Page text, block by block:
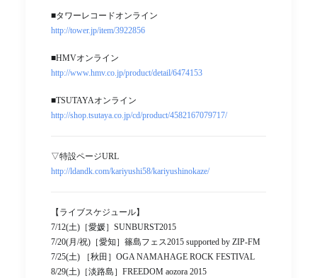
■タワーレコードオンライン
http://tower.jp/item/3922856
■HMVオンライン
http://www.hmv.co.jp/product/detail/6474153
■TSUTAYAオンライン
http://shop.tsutaya.co.jp/cd/product/4582167079717/
▽特設ページURL
http://ldandk.com/kariyushi58/kariyushinokaze/
【ライブスケジュール】
7/12(土)［愛媛］SUNBURST2015
7/20(月/祝)［愛知］篠島フェス2015 supported by ZIP-FM
7/25(土) ［秋田］OGA NAMAHAGE ROCK FESTIVAL
8/29(土)［淡路島］FREEDOM aozora 2015